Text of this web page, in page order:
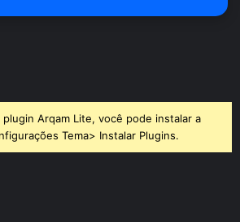
Arqam Lite, você pode instalar a
Tema> Instalar Plugins.